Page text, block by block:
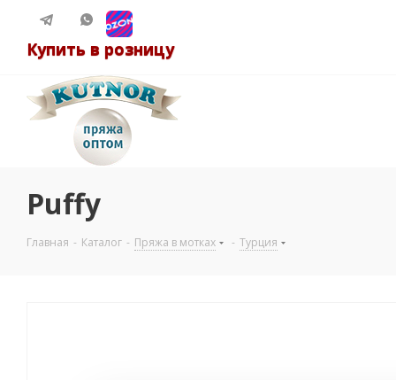
Купить в розницу
Puffy
Главная - Каталог - Пряжа в мотках - Турция